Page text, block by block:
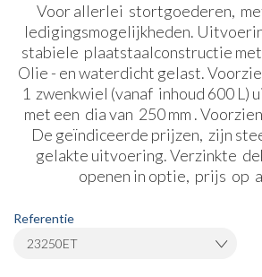
Voor allerlei stortgoederen,
ledigingsmogelijkheden.
stabiele plaatstaalconstructie
Olie - en waterdicht gelast.
1 zwenkwiel (vanaf inhoud 600 L)
met een dia van 250 mm .
De geïndiceerde prijzen, zijn
gelakte uitvoering. Verzinkte
openen in optie, prijs op
Referentie
23250ET